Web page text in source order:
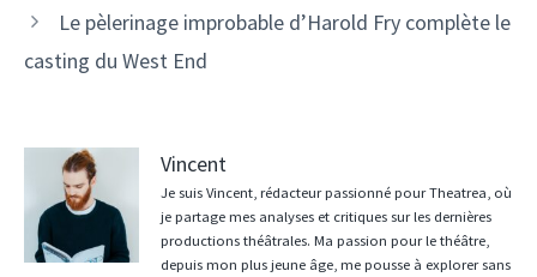
Le pèlerinage improbable d’Harold Fry complète le
casting du West End
Vincent
Je suis Vincent, rédacteur passionné pour Theatrea, où
je partage mes analyses et critiques sur les dernières
productions théâtrales. Ma passion pour le théâtre,
depuis mon plus jeune âge, me pousse à explorer sans